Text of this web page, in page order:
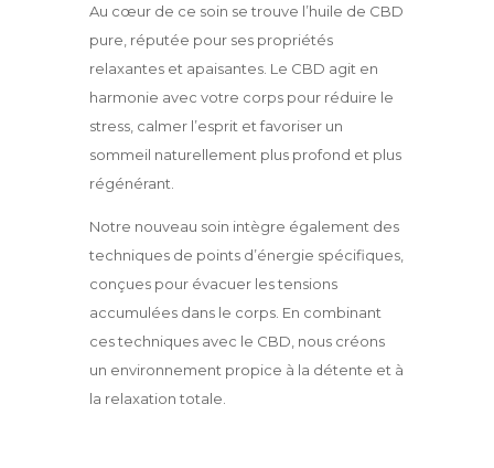
Au cœur de ce soin se trouve l’huile de CBD
pure, réputée pour ses propriétés
relaxantes et apaisantes. Le CBD agit en
harmonie avec votre corps pour réduire le
stress, calmer l’esprit et favoriser un
sommeil naturellement plus profond et plus
régénérant.
Notre nouveau soin intègre également des
techniques de points d’énergie spécifiques,
conçues pour évacuer les tensions
accumulées dans le corps. En combinant
ces techniques avec le CBD, nous créons
un environnement propice à la détente et à
la relaxation totale.